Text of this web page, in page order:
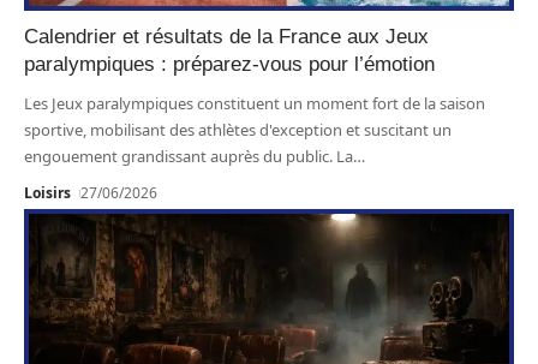
Calendrier et résultats de la France aux Jeux
paralympiques : préparez-vous pour l’émotion
Les Jeux paralympiques constituent un moment fort de la saison
sportive, mobilisant des athlètes d'exception et suscitant un
engouement grandissant auprès du public. La…
Loisirs 27/06/2026